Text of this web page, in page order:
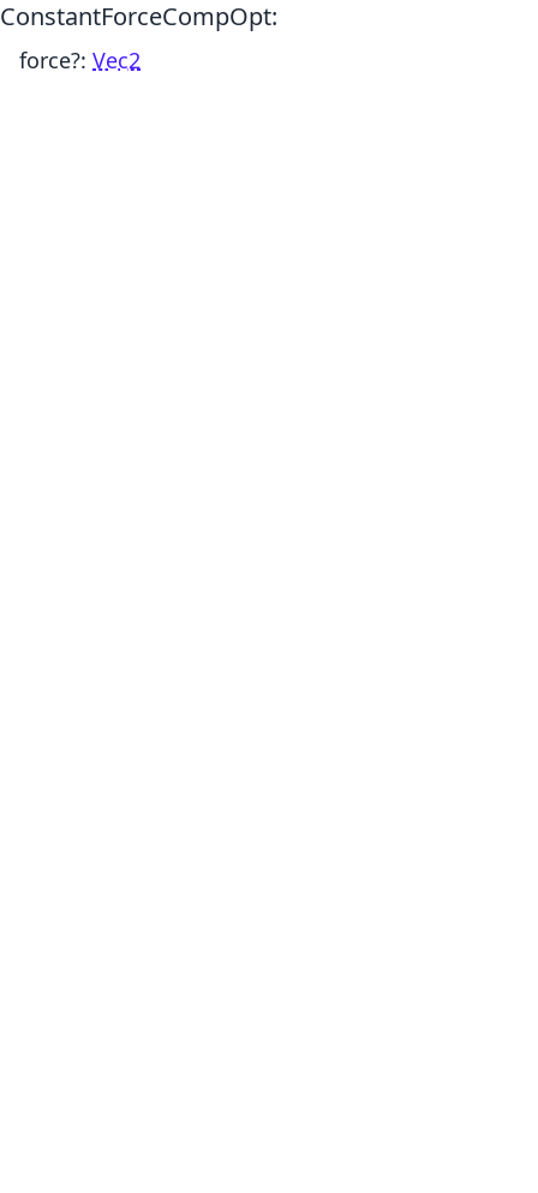
ConstantForceCompOpt:
force?: Vec2